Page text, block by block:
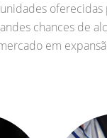
oferecidas
chances de
em